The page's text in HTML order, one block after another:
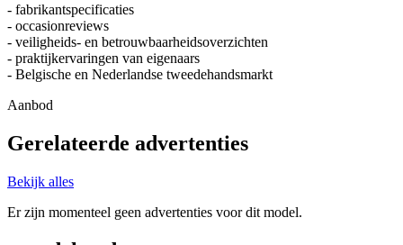
- fabrikantspecificaties
- occasionreviews
- veiligheids- en betrouwbaarheidsoverzichten
- praktijkervaringen van eigenaars
- Belgische en Nederlandse tweedehandsmarkt
Aanbod
Gerelateerde advertenties
Bekijk alles
Er zijn momenteel geen advertenties voor dit model.